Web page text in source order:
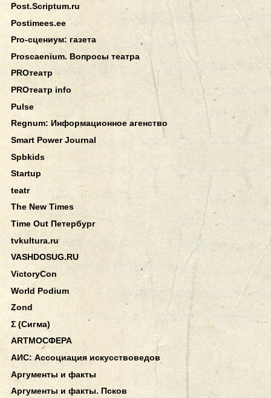
Post.Scriptum.ru
Postimees.ee
Pro-сцениум: газета
Proscaenium. Вопросы театра
PROтеатр
PROтеатр info
Pulse
Regnum: Информационное агенство
Smart Power Journal
Spbkids
Startup
teatr
The New Times
Time Out Петербург
tvkultura.ru
VASHDOSUG.RU
VictoryCon
World Podium
Zond
Σ (Сигма)
АRТМОСФЕРА
АИС: Ассоциация искусствоведов
Аргументы и факты
Аргументы и факты. Псков